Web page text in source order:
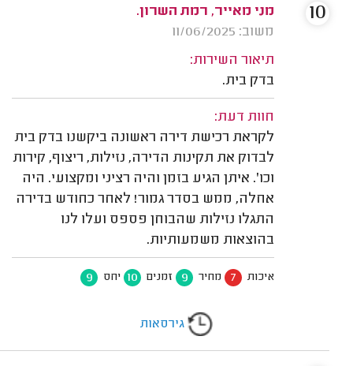
מני מאייר, רמת השרון.
משוב: 11/06/2025
תיאור השירות:
בדק בית.
חוות דעת:
לקראת רכישת דירה ראשונה ביקשנו בדק בית
לבדוק את תקינות הדירה, נזילות, ריצוף, קירות
וכו'. איתן הגיע בזמן והיה רציני ומקצועי. היה
אחלה, ממש בסדר גמור! לאחר כחודש בדירה
התגלו נזילות שהבוחן פספס ועלו לנו
בהוצאות משמעותיות.
איכות 7 מחיר 9 זמנים 10 יחס 9
10
גירסאות